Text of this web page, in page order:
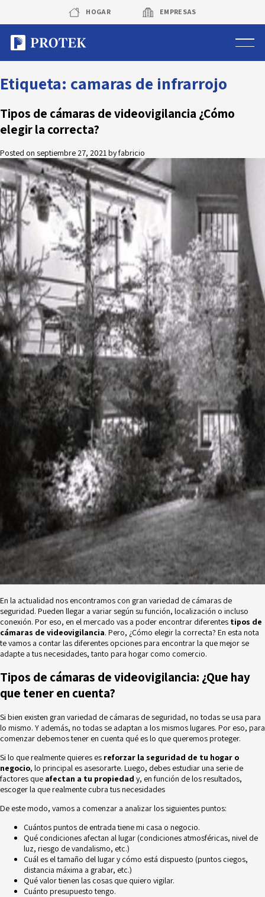
content
HOGAR EMPRESAS
Sistema de alarmas
Sistema de cámaras
Protek Personas
Corredora de seguros
Sobre Protek
Trabaja con nosotros
Novedades
Faq
Contacto
Área de clientes
Etiqueta: camaras de infrarrojo
Tipos de cámaras de videovigilancia ¿Cómo
elegir la correcta?
Posted on septiembre 27, 2021byfabricio
En la actualidad nos encontramos con gran variedad de cámaras de
seguridad. Pueden llegar a variar según su función, localización o incluso
conexión. Por eso, en el mercado vas a poder encontrar diferentes tipos de
cámaras de videovigilancia. Pero, ¿Cómo elegir la correcta? En esta nota
te vamos a contar las diferentes opciones para encontrar la que mejor se
adapte a tus necesidades, tanto para hogar como comercio.
Tipos de cámaras de videovigilancia: ¿Que hay
que tener en cuenta?
Si bien existen gran variedad de cámaras de seguridad, no todas se usa para
lo mismo. Y además, no todas se adaptan a los mismos lugares. Por eso, para
comenzar debemos tener en cuenta qué es lo que queremos proteger.
Si lo que realmente quieres es reforzar la seguridad de tu hogar o
negocio, lo principal es asesorarte. Luego, debes estudiar una serie de
factores que afectan a tu propiedad y, en función de los resultados,
escoger la que realmente cubra tus necesidades
De este modo, vamos a comenzar a analizar los siguientes puntos:
Cuántos puntos de entrada tiene mi casa o negocio.
Qué condiciones afectan al lugar (condiciones atmosféricas, nivel de
luz, riesgo de vandalismo, etc.)
Cuál es el tamaño del lugar y cómo está dispuesto (puntos ciegos,
distancia máxima a grabar, etc.)
Qué valor tienen las cosas que quiero vigilar.
Cuánto presupuesto tengo.